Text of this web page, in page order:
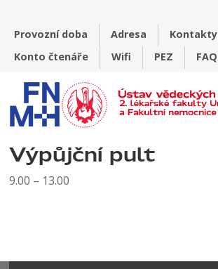
Provozní doba Adresa
Kontakty
Konto čtenáře
Wifi PEZ FAQ
Výpůjční pult
9.00 – 13.00